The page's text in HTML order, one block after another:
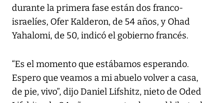
durante la primera fase están dos franco-
israelíes, Ofer Kalderon, de 54 años, y Ohad
Yahalomi, de 50, indicó el gobierno francés.
“Es el momento que estábamos esperando.
Espero que veamos a mi abuelo volver a casa,
de pie, vivo”, dijo Daniel Lifshitz, nieto de Oded